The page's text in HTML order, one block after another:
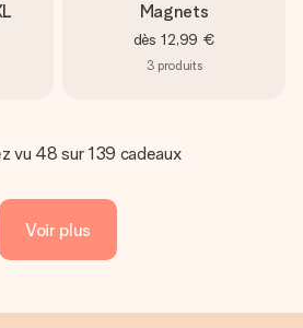
Magnets
dès 12,99 €
3 produits
vu 48 sur 139 cadeaux
Voir plus